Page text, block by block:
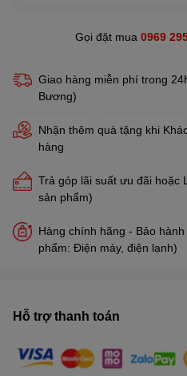
Gọi đặt mua 0969
Giao hàng miễn phí trong
Bương)
Nhận thêm quà tặng khi
hàng
Trả góp lãi suất ưu đãi hoặc
sản phẩm)
Hàng chính hãng - Bảo
phẩm: Điện máy, điện lạnh)
Hỗ trợ thanh toán